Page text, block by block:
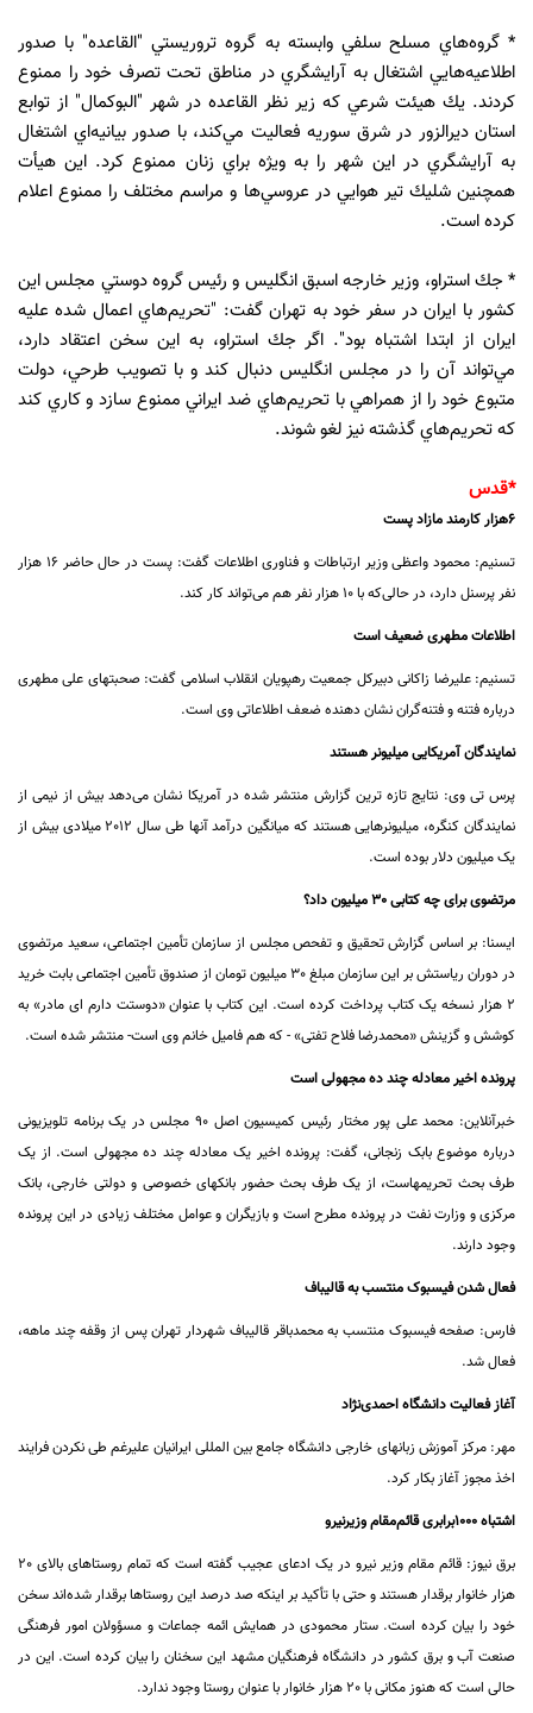
* گروه‌هاي مسلح سلفي وابسته به گروه تروريستي "القاعده" با صدور
اطلاعيه‌هايي اشتغال به آرايشگري در مناطق تحت تصرف خود را ممنوع
كردند. يك هيئت شرعي كه زير نظر القاعده در شهر "البوكمال" از توابع
استان ديرالزور در شرق سوريه فعاليت مي‌كند، با صدور بيانيه‌اي اشتغال
به آرايشگري در اين شهر را به ويژه براي زنان ممنوع كرد. اين هيأت
همچنين شليك تير هوايي در عروسي‌ها و مراسم مختلف را ممنوع اعلام
كرده است.
* جك استراو، وزير خارجه اسبق انگليس و رئيس گروه دوستي مجلس اين
كشور با ايران در سفر خود به تهران گفت: "تحريم‌هاي اعمال شده عليه
ايران از ابتدا اشتباه بود". اگر جك استراو، به اين سخن اعتقاد دارد،
مي‌تواند آن را در مجلس انگليس دنبال كند و با تصويب طرحي، دولت
متبوع خود را از همراهي با تحريم‌هاي ضد ايراني ممنوع سازد و كاري كند
كه تحريم‌هاي گذشته نيز لغو شوند.
*قدس
6هزار کارمند مازاد پست
تسنیم: محمود واعظی وزیر ارتباطات و فناوری اطلاعات گفت: پست در حال حاضر 16 هزار
نفر پرسنل دارد، در حالی‌که با 10 هزار نفر هم می‌تواند کار کند.
اطلاعات مطهری ضعیف است
تسنیم: علیرضا زاکانی دبیرکل جمعیت رهپویان انقلاب اسلامی گفت: صحبتهای علی مطهری
درباره فتنه و فتنه‌گران نشان دهنده ضعف اطلاعاتی وی است.
نمایندگان آمریکایی میلیونر هستند
پرس تی وی: نتایج تازه ترین گزارش منتشر شده در آمریکا نشان می‌دهد بیش از نیمی از
نمایندگان کنگره، میلیونرهایی هستند که میانگین درآمد آنها طی سال 2012 میلادی بیش از
یک میلیون دلار بوده است.
مرتضوی برای چه کتابی 30 میلیون داد؟
ایسنا: بر اساس گزارش تحقیق و تفحص مجلس از سازمان تأمین‌ اجتماعی، سعید مرتضوی
در دوران ریاستش بر این سازمان مبلغ 30 میلیون تومان از صندوق تأمین اجتماعی بابت خرید
2 هزار نسخه یک کتاب پرداخت کرده است. این کتاب با عنوان «دوستت دارم ای مادر» به
کوشش و گزینش «محمدرضا فلاح تفتی» - که هم فامیل خانم وی است- منتشر شده است.
پرونده اخیر معادله چند ده مجهولی است
خبرآنلاین: محمد علی پور مختار رئیس کمیسیون اصل 90 مجلس در یک برنامه تلویزیونی
درباره موضوع بابک زنجانی، گفت: پرونده اخیر یک معادله چند ده مجهولی است. از یک
طرف بحث تحریمهاست، از یک طرف بحث حضور بانکهای خصوصی و دولتی خارجی، بانک
مرکزی و وزارت نفت در پرونده مطرح است و بازیگران و عوامل مختلف زیادی در این پرونده
وجود دارند.
فعال شدن فیسبوک منتسب به قالیباف
فارس: صفحه فیسبوک منتسب به محمدباقر قالیباف شهردار تهران پس از وقفه چند ماهه،
فعال شد.
آغاز فعالیت دانشگاه احمدی‌نژاد
مهر: مرکز آموزش زبانهای خارجی دانشگاه جامع بین المللی ایرانیان علیرغم طی نکردن فرایند
اخذ مجوز آغاز بکار کرد.
اشتباه 1000برابری قائم‌مقام وزیرنیرو
برق نیوز: قائم مقام وزیر نیرو در یک ادعای عجیب گفته است که تمام روستاهای بالای 20
هزار خانوار برقدار هستند و حتی با تأکید بر اینکه صد درصد این روستاها برقدار شده‌اند سخن
خود را بیان کرده است. ستار محمودی در همایش ائمه جماعات و مسؤولان امور فرهنگی
صنعت آب و برق کشور در دانشگاه فرهنگیان مشهد این سخنان را بیان کرده است. این در
حالی است که هنوز مکانی با 20 هزار خانوار با عنوان روستا وجود ندارد.